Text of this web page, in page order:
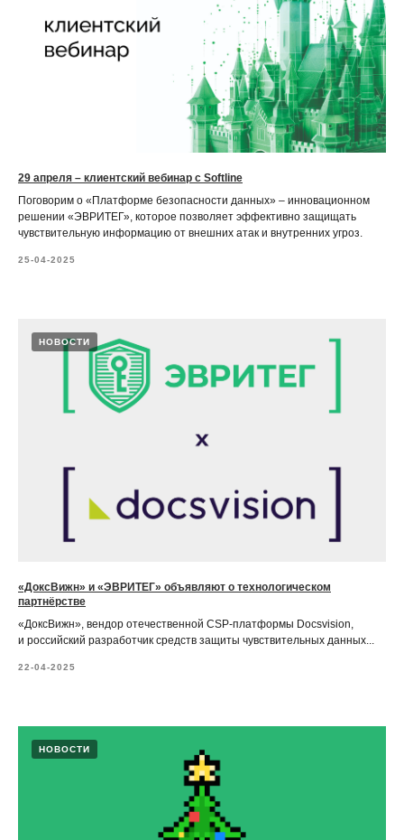
29 апреля – клиентский вебинар с Softline
Поговорим о «Платформе безопасности данных» – инновационном
решении «ЭВРИТЕГ», которое позволяет эффективно защищать
чувствительную информацию от внешних атак и внутренних угроз.
25-04-2025
НОВОСТИ
«ДоксВижн» и «ЭВРИТЕГ» объявляют о технологическом
партнёрстве
«ДоксВижн», вендор отечественной CSP-платформы Docsvision,
и российский разработчик средств защиты чувствительных данных...
22-04-2025
НОВОСТИ